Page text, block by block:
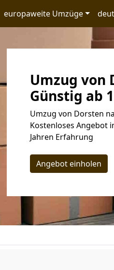
europaweite Umzüge
Umzug von
Günstig ab
Umzug von Dorsten
Kostenloses Angebot
Jahren Erfahrung
Angebot einholen